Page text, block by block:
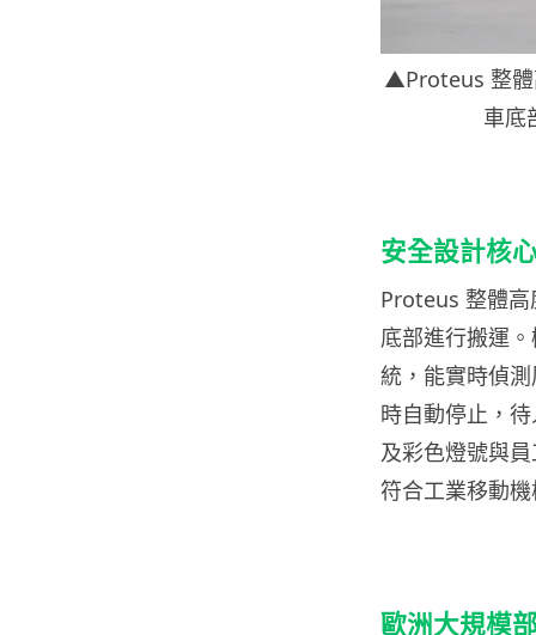
▲Proteus 整體
車底
安全設計核
Proteus 整體高
底部進行搬運
統，能實時偵
時自動停止，
及彩色燈號與
符合工業移動
歐洲大規模